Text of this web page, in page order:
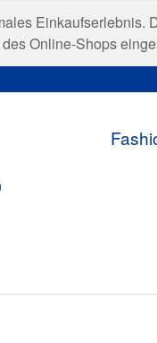
Online-Shops